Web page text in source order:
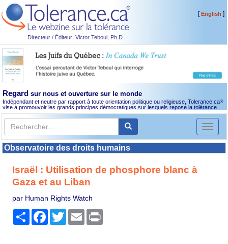
Directeur / Éditeur: Victor Teboul, Ph.D.
[English ]
Regard sur nous et ouverture sur le monde
Indépendant et neutre par rapport à toute orientation politique ou religieuse, Tolerance.ca®
vise à promouvoir les grands principes démocratiques sur lesquels repose la tolérance.
Toggle
Observatoire des droits humains
Israël : Utilisation de phosphore blanc à
Gaza et au Liban
par Human Rights Watch
PartagerFacebook
TwitterEmail